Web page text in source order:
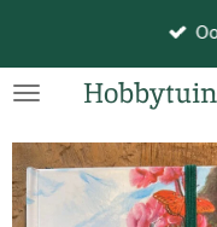
naar
hoofdinhoud